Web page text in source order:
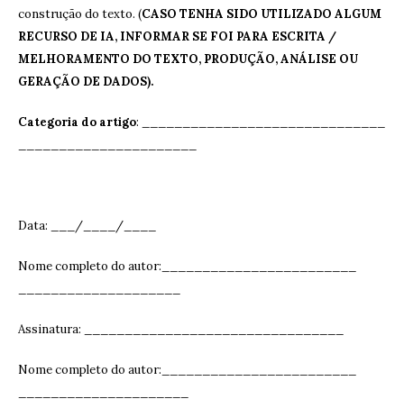
construção do texto. (CASO TENHA SIDO UTILIZADO ALGUM
RECURSO DE IA, INFORMAR SE FOI PARA ESCRITA /
MELHORAMENTO DO TEXTO, PRODUÇÃO, ANÁLISE OU
GERAÇÃO DE DADOS).
Categoria do artigo: ______________________________
Data: ___/____/____
Nome completo do autor:________________________
Assinatura: ______________________________
Nome completo do autor:________________________